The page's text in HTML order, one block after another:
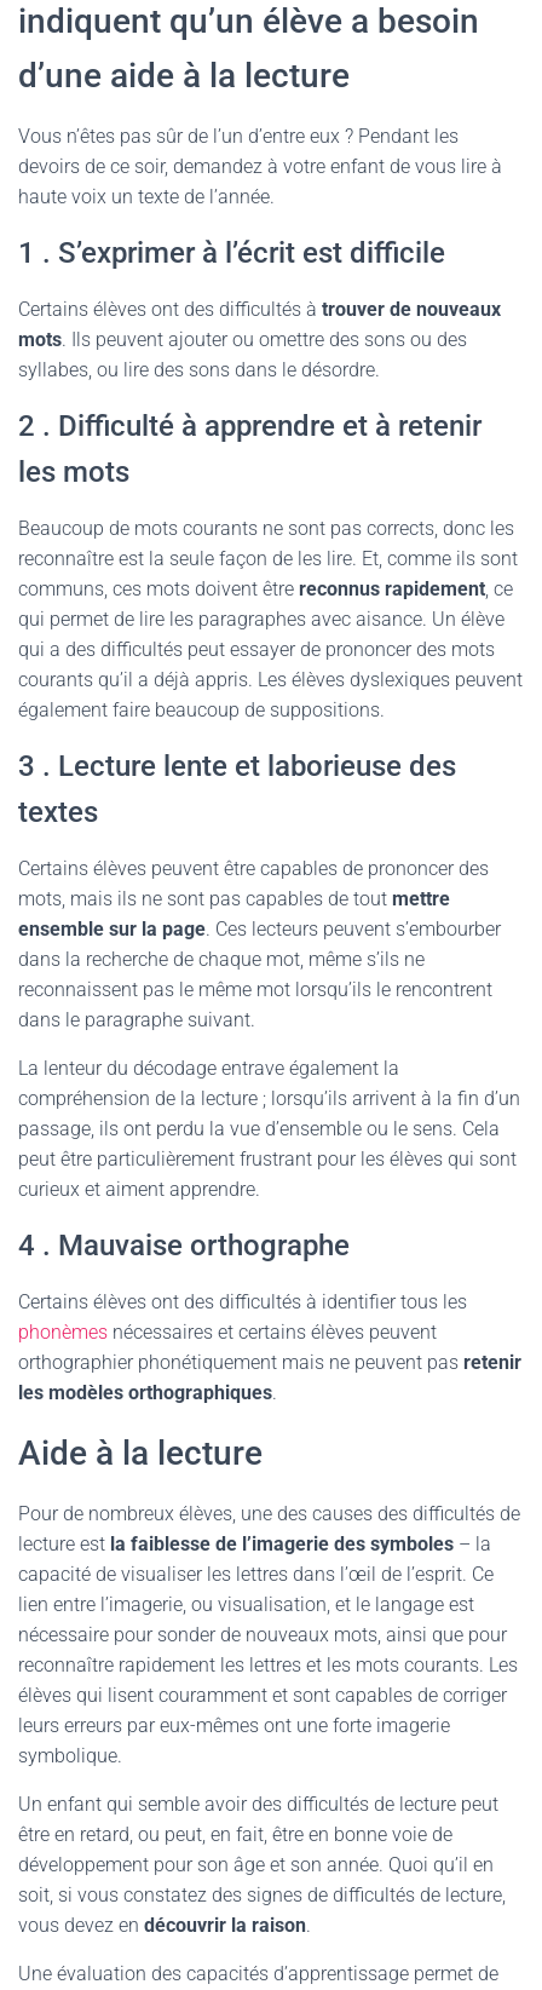
indiquent qu’un élève a besoin
d’une aide à la lecture
Vous n’êtes pas sûr de l’un d’entre eux ? Pendant les
devoirs de ce soir, demandez à votre enfant de vous lire à
haute voix un texte de l’année.
1 . S’exprimer à l’écrit est difficile
Certains élèves ont des difficultés à trouver de nouveaux
mots. Ils peuvent ajouter ou omettre des sons ou des
syllabes, ou lire des sons dans le désordre.
2 . Difficulté à apprendre et à retenir
les mots
Beaucoup de mots courants ne sont pas corrects, donc les
reconnaître est la seule façon de les lire. Et, comme ils sont
communs, ces mots doivent être reconnus rapidement, ce
qui permet de lire les paragraphes avec aisance. Un élève
qui a des difficultés peut essayer de prononcer des mots
courants qu’il a déjà appris. Les élèves dyslexiques peuvent
également faire beaucoup de suppositions.
3 . Lecture lente et laborieuse des
textes
Certains élèves peuvent être capables de prononcer des
mots, mais ils ne sont pas capables de tout mettre
ensemble sur la page. Ces lecteurs peuvent s’embourber
dans la recherche de chaque mot, même s’ils ne
reconnaissent pas le même mot lorsqu’ils le rencontrent
dans le paragraphe suivant.
La lenteur du décodage entrave également la
compréhension de la lecture ; lorsqu’ils arrivent à la fin d’un
passage, ils ont perdu la vue d’ensemble ou le sens. Cela
peut être particulièrement frustrant pour les élèves qui sont
curieux et aiment apprendre.
4 . Mauvaise orthographe
Certains élèves ont des difficultés à identifier tous les
phonèmes nécessaires et certains élèves peuvent
orthographier phonétiquement mais ne peuvent pas retenir
les modèles orthographiques.
Aide à la lecture
Pour de nombreux élèves, une des causes des difficultés de
lecture est la faiblesse de l’imagerie des symboles – la
capacité de visualiser les lettres dans l’œil de l’esprit. Ce
lien entre l’imagerie, ou visualisation, et le langage est
nécessaire pour sonder de nouveaux mots, ainsi que pour
reconnaître rapidement les lettres et les mots courants. Les
élèves qui lisent couramment et sont capables de corriger
leurs erreurs par eux-mêmes ont une forte imagerie
symbolique.
Un enfant qui semble avoir des difficultés de lecture peut
être en retard, ou peut, en fait, être en bonne voie de
développement pour son âge et son année. Quoi qu’il en
soit, si vous constatez des signes de difficultés de lecture,
vous devez en découvrir la raison.
Une évaluation des capacités d’apprentissage permet de